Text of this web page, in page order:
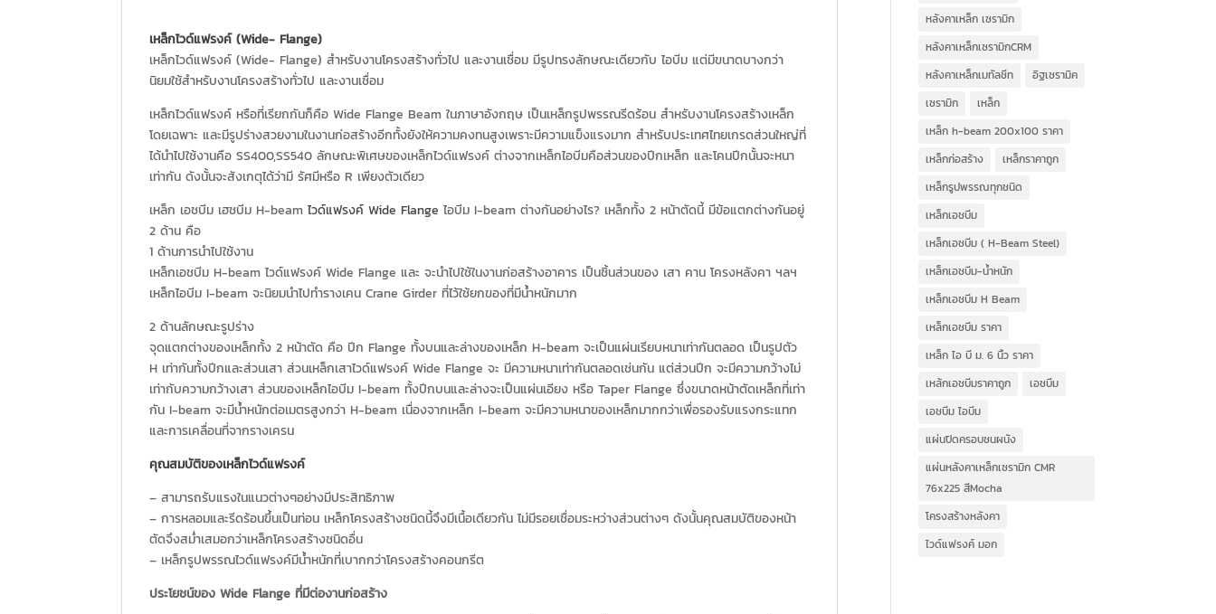
เหล็กไวด์แฟรงค์ (Wide- Flange)
เหล็กไวด์แฟรงค์ (Wide- Flange) สำหรับงานโครงสร้างทั่วไป และงานเชื่อม มีรูปทรงลักษณะเดียวกับ ไอบีม แต่มีขนาดบางกว่า
นิยมใช้สำหรับงานโครงสร้างทั่วไป และงานเชื่อม
เหล็กไวด์แฟรงค์ หรือที่เรียกกันก็คือ Wide Flange Beam ในภาษาอังกฤษ เป็นเหล็กรูปพรรณรีดร้อน สำหรับงานโครงสร้างเหล็ก
โดยเฉพาะ และมีรูปร่างสวยงามในงานก่อสร้างอีกทั้งยังให้ความคงทนสูงเพราะมีความแข็งแรงมาก สำหรับประเทศไทยเกรดส่วนใหญ่ที่
ได้นำไปใช้งานคือ SS400,SS540 ลักษณะพิเศษของเหล็กไวด์แฟรงค์ ต่างจากเหล็กไอบีมคือส่วนของปีกเหล็ก และโคนปีกนั้นจะหนา
เท่ากัน ดังนั้นจะสังเกตุได้ว่ามี รัศมีหรือ R เพียงตัวเดียว
เหล็ก เอชบีม เฮชบีม H-beamไวด์แฟรงค์ Wide Flange ไอบีม I-beam ต่างกันอย่างไร? เหล็กทั้ง 2 หน้าตัดนี้ มีข้อแตกต่างกันอยู่
2 ด้าน คือ
1 ด้านการนำไปใช้งาน
เหล็กเอชบีม H-beam ไวด์แฟรงค์ Wide Flange และ จะนำไปใช้ในงานก่อสร้างอาคาร เป็นชิ้นส่วนของ เสา คาน โครงหลังคา ฯลฯ
เหล็กไอบีม I-beam จะนิยมนำไปทำรางเคน Crane Girder ที่ไว้ใช้ยกของที่มีน้ำหนักมาก
2 ด้านลักษณะรูปร่าง
จุดแตกต่างของเหล็กทั้ง 2 หน้าตัด คือ ปีก Flange ทั้งบนและล่างของเหล็ก H-beam จะเป็นแผ่นเรียบหนาเท่ากันตลอด เป็นรูปตัว
H เท่ากันทั้งปีกและส่วนเสา ส่วนเหล็กเสาไวด์แฟรงค์ Wide Flange จะ มีความหนาเท่ากันตลอดเช่นกัน แต่ส่วนปีก จะมีความกว้างไม่
เท่ากับความกว้างเสา ส่วนของเหล็กไอบีม I-beam ทั้งปีกบนและล่างจะเป็นแผ่นเอียง หรือ Taper Flange ซึ่งขนาดหน้าตัดเหล็กที่เท่า
กัน I-beam จะมีน้ำหนักต่อเมตรสูงกว่า H-beam เนื่องจากเหล็ก I-beam จะมีความหนาของเหล็กมากกว่าเพื่อรองรับแรงกระแทก
และการเคลื่อนที่จากรางเครน
คุณสมบัติของเหล็กไวด์แฟรงค์
– สามารถรับแรงในแนวต่างๆอย่างมีประสิทธิภาพ
– การหลอมและรีดร้อนขึ้นเป็นท่อน เหล็กโครงสร้างชนิดนี้จึงมีเนื้อเดียวกัน ไม่มีรอยเชื่อมระหว่างส่วนต่างๆ ดังนั้นคุณสมบัติของหน้า
ตัดจึงสม่ำเสมอกว่าเหล็กโครงสร้างชนิดอื่น
– เหล็กรูปพรรณไวด์แฟรงค์มีน้ำหนักที่เบากกว่าโครงสร้างคอนกรีต
ประโยชน์ของ Wide Flange ที่มีต่องานก่อสร้าง
หลังคาเหล็ก เซรามิก
หลังคาเหล็กเซรามิกCRM
หลังคาเหล็กเมทัลชีท
อิฐเซรามิค
เซรามิก
เหล็ก
เหล็ก h-beam 200x100 ราคา
เหล็กก่อสร้าง
เหล็กราคาถูก
เหล็กรูปพรรณทุกชนิด
เหล็กเอชบีม
เหล็กเอชบีม ( H-Beam Steel)
เหล็กเอชบีม-น้ำหนัก
เหล็กเอชบีม H Beam
เหล็กเอชบีม ราคา
เหล็ก ไอ บี ม. 6 นิ้ว ราคา
เหล้กเอชบีมราคาถูก
เอชบีม
เอชบีม ไอบีม
แผ่นปิดครอบชนผนัง
แผ่นหลังคาเหล็กเซรามิก CMR
76x225 สีMocha
โครงสร้างหลังคา
ไวด์แฟรงค์ มอก